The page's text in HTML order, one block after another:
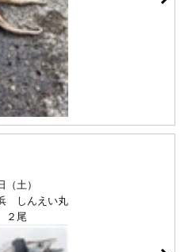
土）
しんえい丸
２尾